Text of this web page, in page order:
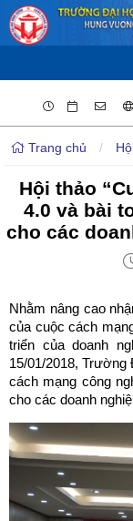
Trang chủ /
Hội thảo
4.0 và bài
cho các
Nhằm nâng cao
của cuộc cách
triển của doanh
15/01/2018,
cách mạng công
cho các doanh